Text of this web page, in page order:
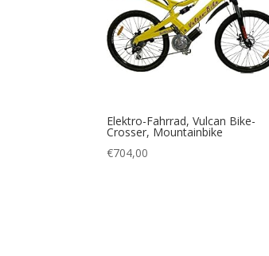
Elektro-Fahrrad, Vulcan Bike-
Crosser, Mountainbike
€704,00